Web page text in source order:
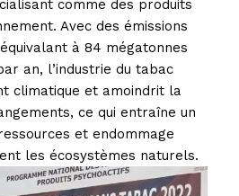
comme des produits
Avec des émissions
à 84 mégatonnes
an, l’industrie du tabac
climatique et amoindrit la
ce qui entraîne un
et endommage
les écosystèmes naturels.